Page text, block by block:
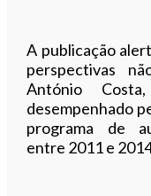
A publicação
perspectivas
António
desempenhado
programa de
entre 2011 e